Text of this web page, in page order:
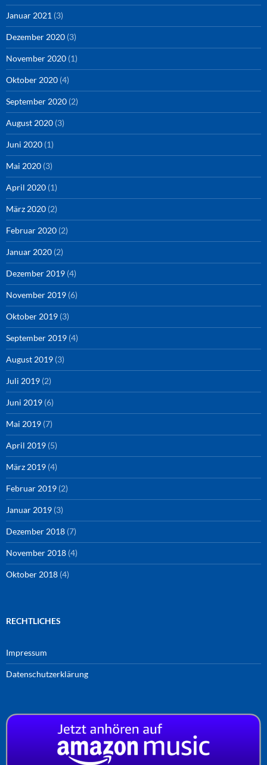
Januar 2021 (3)
Dezember 2020 (3)
November 2020 (1)
Oktober 2020 (4)
September 2020 (2)
August 2020 (3)
Juni 2020 (1)
Mai 2020 (3)
April 2020 (1)
März 2020 (2)
Februar 2020 (2)
Januar 2020 (2)
Dezember 2019 (4)
November 2019 (6)
Oktober 2019 (3)
September 2019 (4)
August 2019 (3)
Juli 2019 (2)
Juni 2019 (6)
Mai 2019 (7)
April 2019 (5)
März 2019 (4)
Februar 2019 (2)
Januar 2019 (3)
Dezember 2018 (7)
November 2018 (4)
Oktober 2018 (4)
RECHTLICHES
Impressum
Datenschutzerklärung